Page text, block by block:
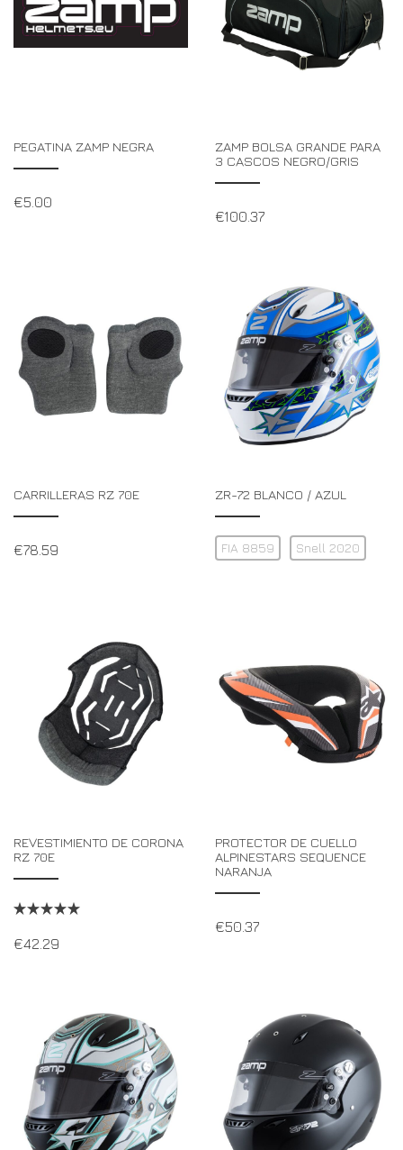
PEGATINA ZAMP NEGRA
€5.00
ZAMP BOLSA GRANDE PARA
3 CASCOS NEGRO/GRIS
€100.37
CARRILLERAS RZ 70E
€78.59
ZR-72 BLANCO / AZUL
FIA 8859 Snell 2020
REVESTIMIENTO DE CORONA
RZ 70E
€42.29
PROTECTOR DE CUELLO
ALPINESTARS SEQUENCE
NARANJA
€50.37